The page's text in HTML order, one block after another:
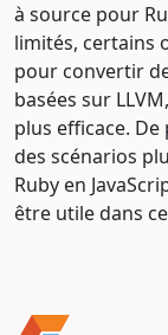
à source pour
limités, certains
pour convertir
basées sur
plus efficace.
des scénarios
Ruby en
être utile dans